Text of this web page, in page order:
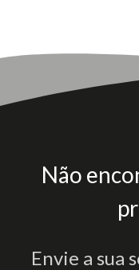
Não
Envie a sua